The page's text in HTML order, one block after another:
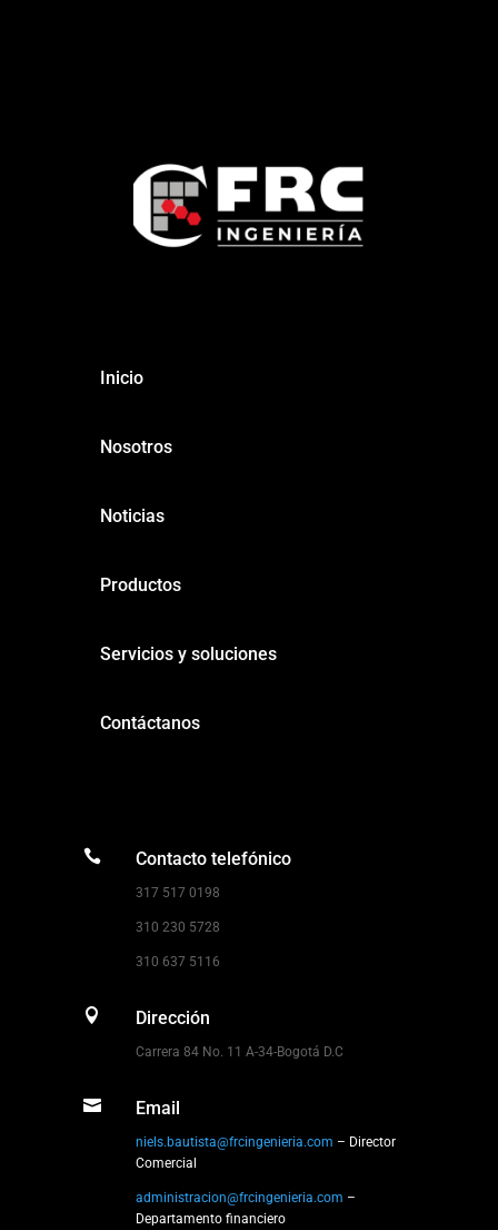
Inicio
Nosotros
Noticias
Productos
Servicios y soluciones
Contáctanos
 Contacto telefónico
317 517 0198
310 230 5728
310 637 5116
 Dirección
Carrera 84 No. 11 A-34-Bogotá D.C
 Email
niels.bautista@frcingenieria.com – Director
Comercial
administracion@frcingenieria.com –
Departamento financiero